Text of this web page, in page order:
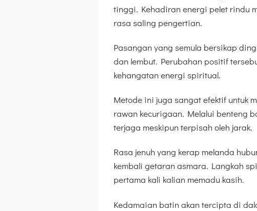
tinggi. Kehadiran energi pelet rindu
rasa saling pengertian.
Pasangan yang semula bersikap
dan lembut. Perubahan positif
kehangatan energi spiritual.
Metode ini juga sangat efektif untuk
rawan kecurigaan. Melalui benteng
terjaga meskipun terpisah oleh jarak.
Rasa jenuh yang kerap melanda
kembali getaran asmara. Langkah
pertama kali kalian memadu kasih.
Kedamaian batin akan tercipta di